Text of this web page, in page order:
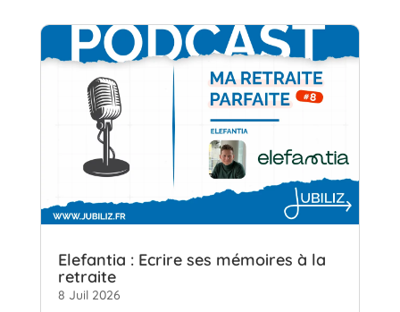
Elefantia : Ecrire ses mémoires à la
retraite
8 Juil 2026